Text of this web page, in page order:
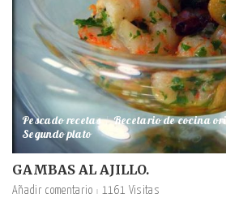
Pescado recetas Recetario de cocina
Segundo plato
GAMBAS AL AJILLO.
Añadir comentario
1161 Visitas